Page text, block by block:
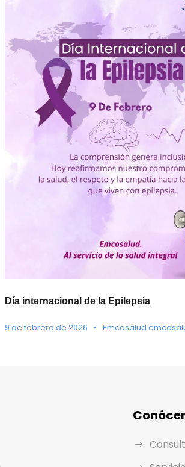
Día internacional de la Epilepsia
9 de febrero de 2026 • Emcosalud